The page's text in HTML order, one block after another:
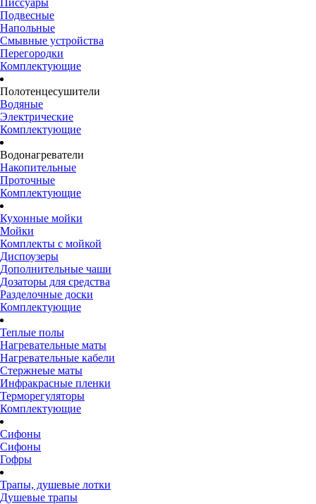
Писсуары
Подвесные
Напольные
Смывные устройства
Перегородки
Комплектующие
Полотенцесушители
Водяные
Электрические
Комплектующие
Водонагреватели
Накопительные
Проточные
Комплектующие
Кухонные мойки
Мойки
Комплекты с мойкой
Диспоузеры
Дополнительные чаши
Дозаторы для средства
Разделочные доски
Комплектующие
Теплые полы
Нагревательные маты
Нагревательные кабели
Стержнеые маты
Инфракрасные пленки
Терморегуляторы
Комплектующие
Сифоны
Сифоны
Гофры
Трапы, душевые лотки
Душевые трапы